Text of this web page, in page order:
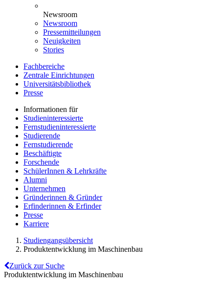
Newsroom
Newsroom
Pressemitteilungen
Neuigkeiten
Stories
Fachbereiche
Zentrale Einrichtungen
Universitätsbibliothek
Presse
Informationen für
Studieninteressierte
Fernstudieninteressierte
Studierende
Fernstudierende
Beschäftigte
Forschende
SchülerInnen & Lehrkräfte
Alumni
Unternehmen
Gründerinnen & Gründer
Erfinderinnen & Erfinder
Presse
Karriere
Studiengangsübersicht
Produktentwicklung im Maschinenbau
Zurück zur Suche
Produktentwicklung im Maschinenbau